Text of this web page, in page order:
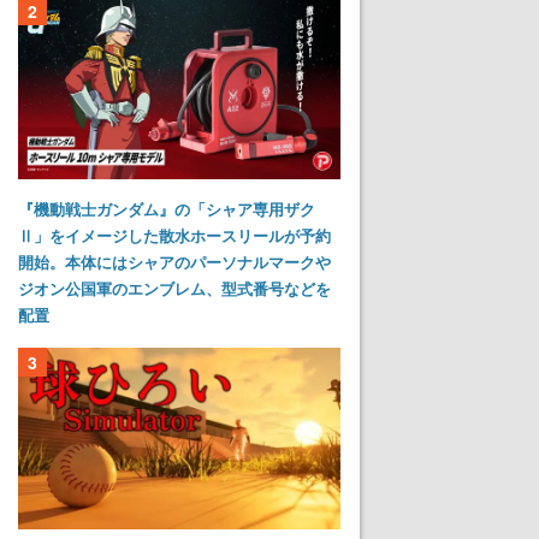
2
『機動戦士ガンダム』の「シャア専用ザク
Ⅱ」をイメージした散水ホースリールが予約
開始。本体にはシャアのパーソナルマークや
ジオン公国軍のエンブレム、型式番号などを
配置
3